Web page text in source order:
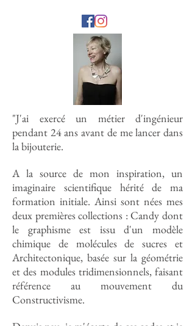
"J'ai exercé un métier d'ingénieur
pendant 24 ans avant de me lancer dans
la bijouterie.
A la source de mon inspiration, un
imaginaire scientifique hérité de ma
formation initiale. Ainsi sont nées mes
deux premières collections : Candy dont
le graphisme est issu d'un modèle
chimique de molécules de sucres et
Architectonique, basée sur la géométrie
et des modules tridimensionnels, faisant
référence au mouvement du
Constructivisme.